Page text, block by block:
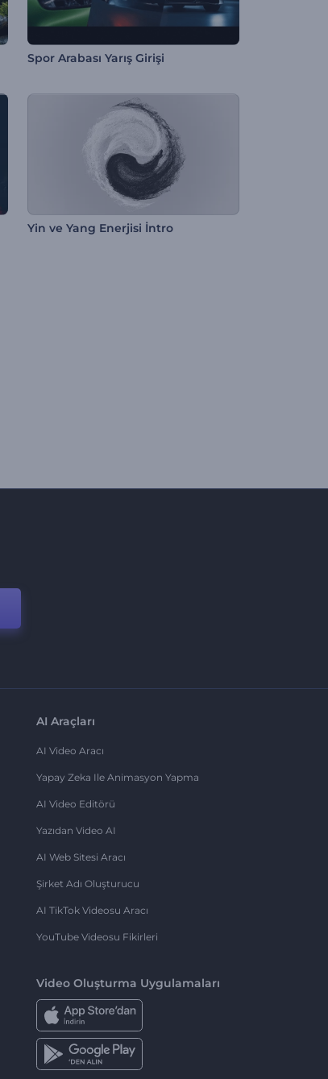
Spor Arabası Yarış Girişi
Yin ve Yang Enerjisi İntro
AI Araçları
AI Video Aracı
Yapay Zeka Ile Animasyon Yapma
AI Video Editörü
Yazıdan Video AI
AI Web Sitesi Aracı
Şirket Adı Oluşturucu
AI TikTok Videosu Aracı
YouTube Videosu Fikirleri
Video Oluşturma Uygulamaları